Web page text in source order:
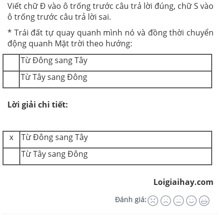
Viết chữ Đ vào ô trống trước câu trả lời đúng, chữ S vào
ô trống trước câu trả lời sai.
* Trái đất tự quay quanh mình nó và đồng thời chuyển
động quanh Mặt trời theo hướng:
Từ Đông sang Tây
Từ Tây sang Đông
Lời giải chi tiết:
x
Từ Đông sang Tây
Từ Tây sang Đông
Loigiaihay.com
Đánh giá: